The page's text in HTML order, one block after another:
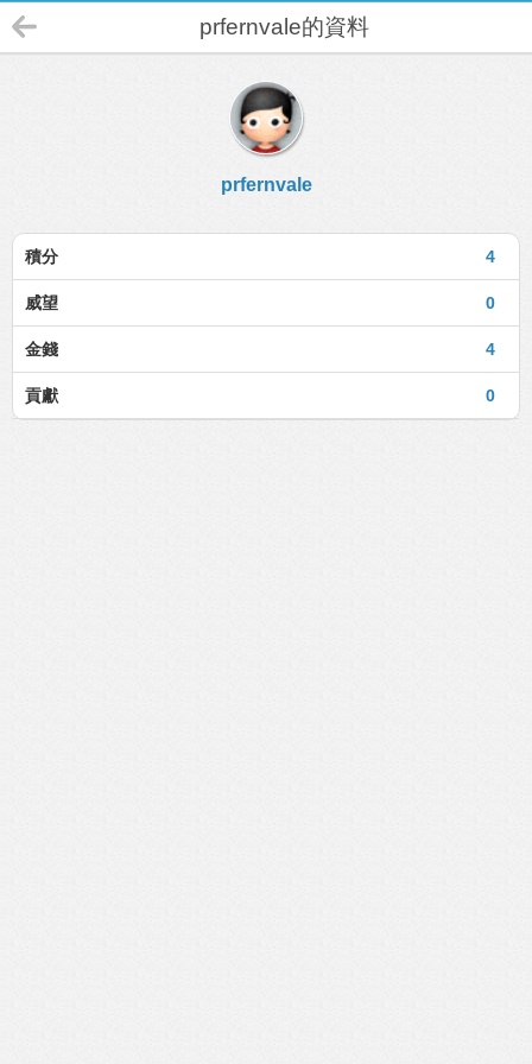
prfernvale的資料
prfernvale
4
積分
0
威望
4
金錢
0
貢獻